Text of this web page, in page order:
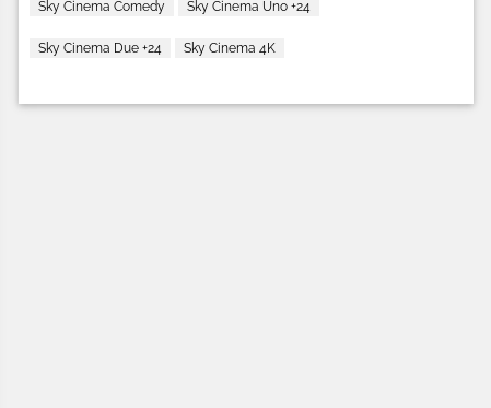
Sky Cinema Comedy Sky Cinema Uno +24
Sky Cinema Due +24 Sky Cinema 4K